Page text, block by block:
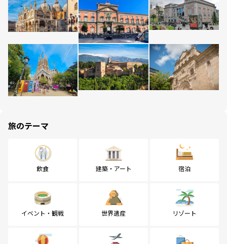
旅のテーマ
飲食 建築・アート 宿泊
イベント・観戦 世界遺産 リゾート